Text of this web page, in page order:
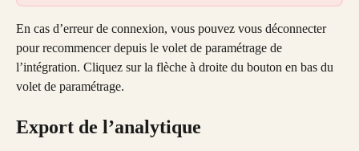
En cas d’erreur de connexion, vous pouvez vous déconnecter
pour recommencer depuis le volet de paramétrage de
l’intégration. Cliquez sur la flèche à droite du bouton en bas du
volet de paramétrage.
Export de l’analytique